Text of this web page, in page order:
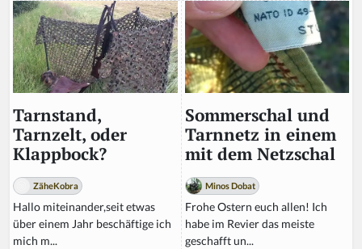
Tarnstand,
Tarnzelt, oder
Klappbock?
ZäheKobra
Hallo miteinander,seit etwas
über einem Jahr beschäftige ich
mich m...
Sommerschal und
Tarnnetz in einem
mit dem Netzschal
Minos Dobat
Frohe Ostern euch allen! Ich
habe im Revier das meiste
geschafft un...